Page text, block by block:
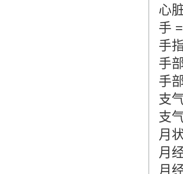
心
手
手
手
手
支
支
月
月
月